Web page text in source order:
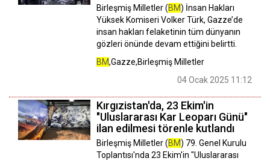
Birleşmiş Milletler (BM) İnsan Hakları
Yüksek Komiseri Volker Türk, Gazze’de
insan hakları felaketinin tüm dünyanın
gözleri önünde devam ettiğini belirtti.
BM,Gazze,Birleşmiş Milletler
04 Ocak 2025 11:12
Kırgızistan'da, 23 Ekim'in
"Uluslararası Kar Leoparı Günü"
ilan edilmesi törenle kutlandı
Birleşmiş Milletler (BM) 79. Genel Kurulu
Toplantısı'nda 23 Ekim'in "Uluslararası